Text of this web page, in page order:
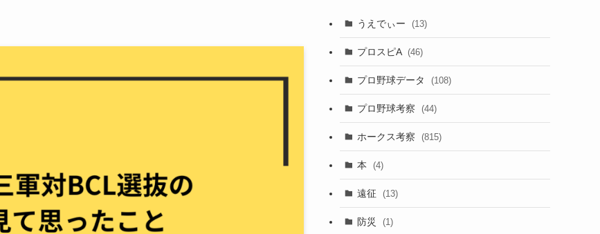
うえでぃー (13)
プロスピA (46)
プロ野球データ (108)
プロ野球考察 (44)
ホークス考察 (815)
本 (4)
遠征 (13)
防災 (1)